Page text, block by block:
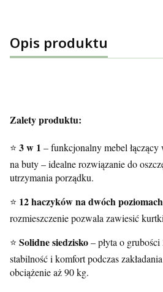
Opis produktu
Zalety produktu:
⭐ 3 w 1 – funkcjonalny mebel
na buty – idealne rozwiązanie do
utrzymania porządku.
⭐ 12 haczyków na dwóch poziomach
rozmieszczenie pozwala zawiesić
⭐ Solidne siedzisko– płyta o
stabilność i komfort podczas
obciążenie aż 90 kg.